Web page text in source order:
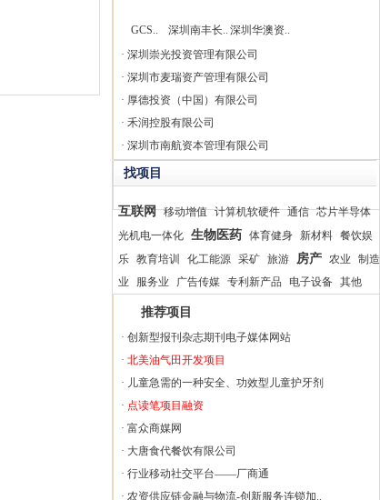
GCS.. 深圳南丰长.. 深圳华澳资..
· 深圳崇光投资管理有限公司
· 深圳市麦瑞资产管理有限公司
· 厚德投资（中国）有限公司
· 禾润控股有限公司
· 深圳市南航资本管理有限公司
找项目
互联网 移动增值 计算机软硬件 通信 芯片半导体
光机电一体化 生物医药 体育健身 新材料 餐饮娱
乐 教育培训 化工能源 采矿 旅游 房产 农业
制造
业
服务业 广告传媒 专利新产品 电子设备 其他
推荐项目
· 创新型报刊杂志期刊电子媒体网站
· 北美油气田开发项目
· 儿童急需的一种安全、功效型儿童护牙剂
· 点读笔项目融资
· 富众商媒网
· 大唐食代餐饮有限公司
· 行业移动社交平台——厂商通
· 农资供应链金融与物流-创新服务连锁加..